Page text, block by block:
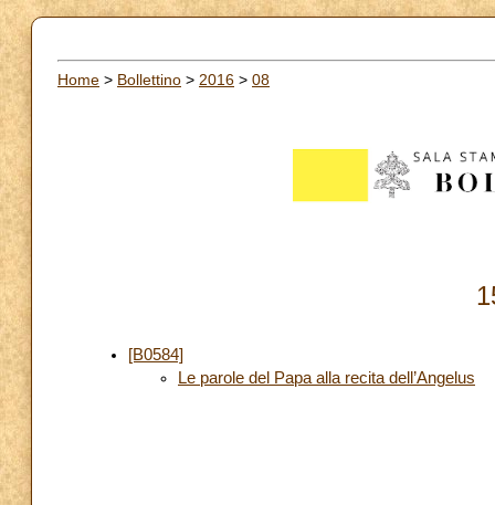
Home > Bollettino > 2016 > 08
[B0584]
Le parole del Papa alla recita dell’Angelus